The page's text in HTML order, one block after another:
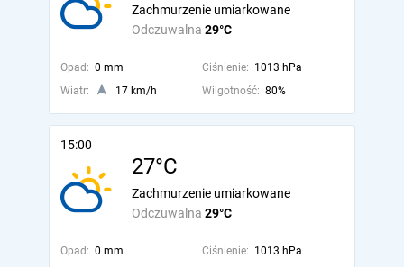
Odczuwalna 29°C
Zachmurzenie umiarkowane
Opad: 0 mm Ciśnienie: 1013 hPa
Wiatr:
17 km/h Wilgotność: 80%
15:00
27°C
Odczuwalna 29°C
Zachmurzenie umiarkowane
Opad: 0 mm Ciśnienie: 1013 hPa